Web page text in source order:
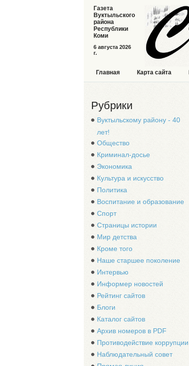
6 августа 2026
г.
Газета
Вуктыльского
района
Республики
Коми
Главная Карта сайта
Рубрики
Вуктыльскому району - 40
лет!
Общество
Криминал-досье
Экономика
Культура и искусство
Политика
Воспитание и образование
Спорт
Страницы истории
Мир детства
Кроме того
Наше старшее поколение
Интервью
Информер новостей
Рейтинг сайтов
Блоги
Каталог сайтов
Архив номеров в PDF
Противодействие коррупции
Наблюдательный совет